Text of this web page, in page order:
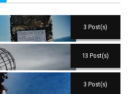
3 Post(s)
13 Post(s)
3 Post(s)